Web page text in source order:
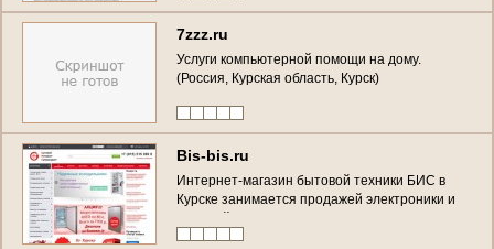
7zzz.ru
Услуги компьютерной помощи на дому.
(Россия, Курская область, Курск)
Bis-bis.ru
Интернет-магазин бытовой техники БИС в
Курске занимается продажей электроники и
бытовой техники уже более 15 лет. (Россия,